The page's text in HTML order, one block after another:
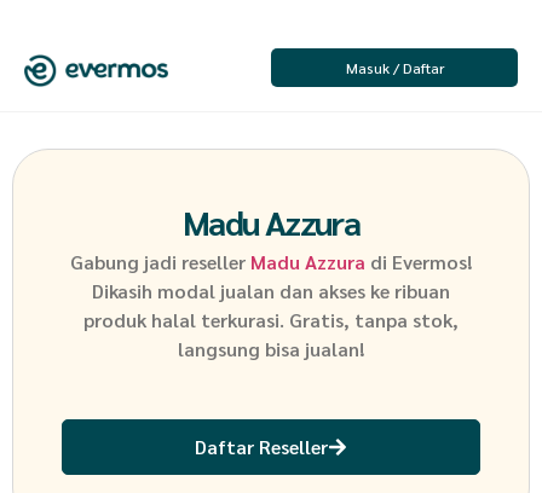
Masuk / Daftar
Madu Azzura
Gabung jadi reseller Madu Azzura di Evermos!
Dikasih modal jualan dan akses ke ribuan
produk halal terkurasi. Gratis, tanpa stok,
langsung bisa jualan!
Daftar Reseller